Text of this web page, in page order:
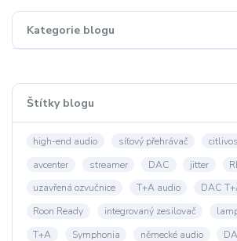
Kategorie blogu
Štítky blogu
high-end audio síťový přehrávač
avcenter
streamer DAC jitter
uzavřená ozvučnice
T+A audio DAC
Roon Ready
integrovaný zesilovač
T+A
Symphonia německé audio